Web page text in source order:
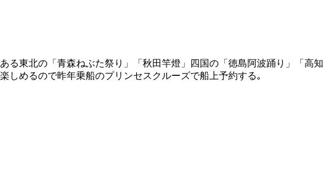
る東北の「青森ねぶた祭り」「秋田竿燈」四国の「徳島阿波踊り」「高
しめるので昨年乗船のプリンセスクルーズで船上予約する｡